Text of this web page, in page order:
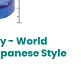
- World
Style